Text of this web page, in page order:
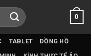
0
TABLET
ĐỒNG HỒ